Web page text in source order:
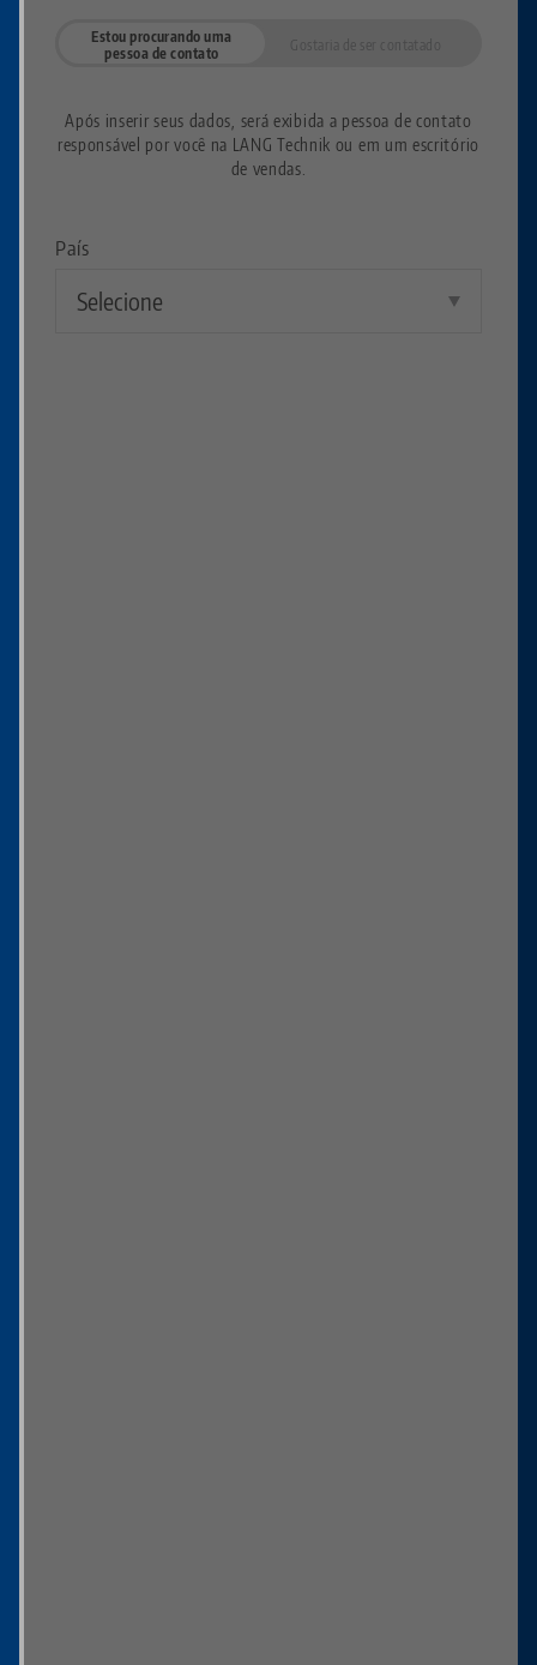
Estou procurando uma
pessoa de contato
Gostaria de ser contatado
Após inserir seus dados, será exibida a pessoa de contato
responsável por você na LANG Technik ou em um escritório
de vendas.
País